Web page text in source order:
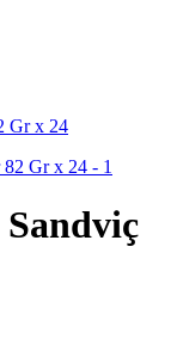
Gr x 24